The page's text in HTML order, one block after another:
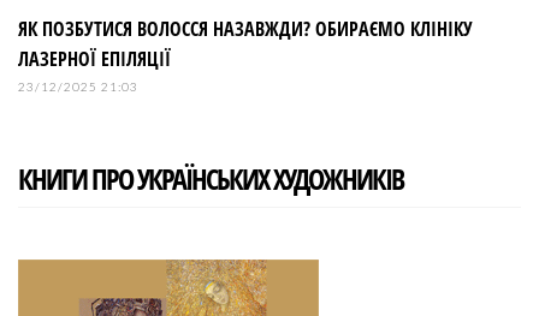
ЯК ПОЗБУТИСЯ ВОЛОССЯ НАЗАВЖДИ? ОБИРАЄМО КЛІНІКУ
ЛАЗЕРНОЇ ЕПІЛЯЦІЇ
23/12/2025 21:03
КНИГИ ПРО УКРАЇНСЬКИХ ХУДОЖНИКІВ